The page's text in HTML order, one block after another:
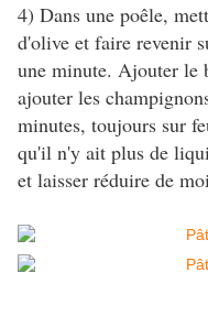
4) Dans une poêle,
d'olive et faire revenir
une minute. Ajouter le
ajouter les
minutes, toujours sur
qu'il n'y ait plus de
et laisser réduire de